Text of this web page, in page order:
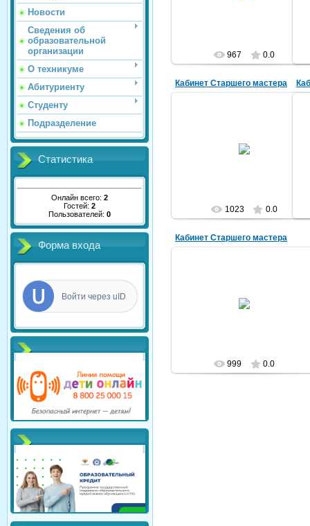
Новости
Сведения об
образовательной
организации
О техникуме
Абитуриенту
Студенту
Подразделение
Статистика
Онлайн всего: 2
Гостей: 2
Пользователей: 0
Форма входа
Войти через uID
967 0.0
Кабинет Старшего мастера
1023 0.0
Кабинет Старшего мастера
999 0.0